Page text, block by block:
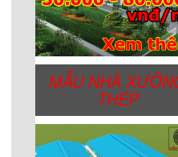
MẪU NHÀ
THÉP